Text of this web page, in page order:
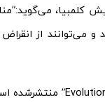
کلمبیا،
می‌توانند از